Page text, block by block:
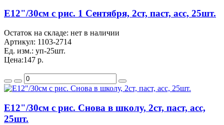
Е12"/30см с рис. 1 Сентября, 2ст, паст, асс, 25шт.
Остаток на складе: нет в наличии
Артикул: 1103-2714
Ед. изм.: уп-25шт.
Цена:147 р.
Е12"/30см с рис. Снова в школу, 2ст, паст, асс,
25шт.